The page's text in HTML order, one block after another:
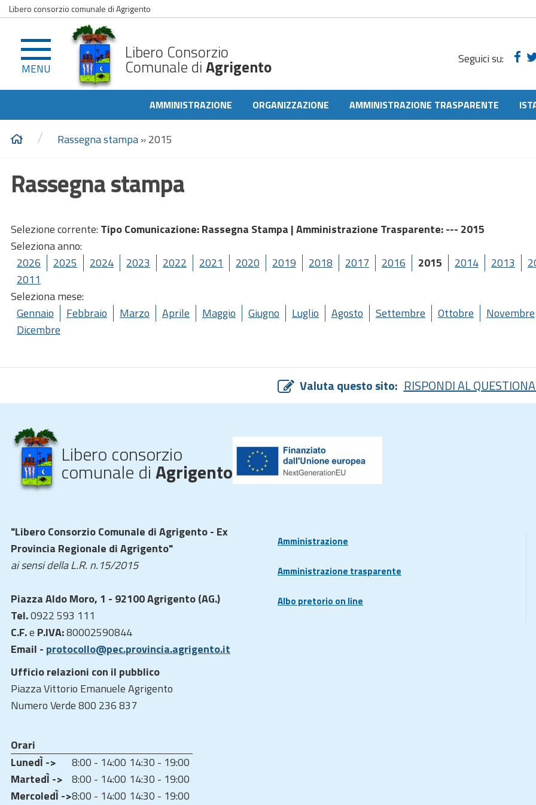
Libero consorzio comunale di Agrigento
MENU
Libero Consorzio
Comunale diAgrigento Seguici su:
AMMINISTRAZIONE ORGANIZZAZIONE AMMINISTRAZIONE TRASPARENTE
/ Rassegna stampa»2015
Rassegna stampa
Selezione corrente: Tipo Comunicazione: Rassegna Stampa |Amministrazione Trasparente: --- 2015
Seleziona anno:
2026
2025 2024 2023 2022 2021 2020 2019 2018 2017 2016 2015 2014 2013
2011
Seleziona mese:
Gennaio
Febbraio Marzo Aprile Maggio Giugno Luglio Agosto Settembre Ottobre
Novembre
Dicembre
Valuta questo sito: RISPONDI AL
Libero consorzio
comunale diAgrigento
"Libero Consorzio Comunale di Agrigento - Ex
Provincia Regionale di Agrigento"
ai sensi della L.R. n.15/2015
Piazza Aldo Moro, 1 - 92100 Agrigento (AG.)
Tel.0922 593 111
C.F.e P.IVA:80002590844
Email - protocollo@pec.provincia.agrigento.it
Ufficio relazioni con il pubblico
Piazza Vittorio Emanuele Agrigento
Numero Verde 800 236 837
Orari
LunedÌ ->
8:00 - 14:00 14:30 - 19:00
MartedÌ -> 8:00 - 14:00 14:30 - 19:00
MercoledÌ ->8:00 - 14:00 14:30 - 19:00
Amministrazione
Amministrazione trasparente
Albo pretorio on line